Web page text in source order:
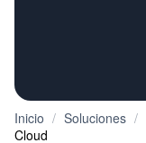
Inicio / Soluciones /
Cloud